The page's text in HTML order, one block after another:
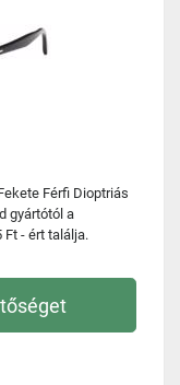
Férfi Dioptriás
gyártótól a
Ft - ért találja.